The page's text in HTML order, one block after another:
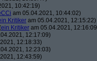
10:42:19)
am 05.04.2021, 10:44:02)
Kritiker am 05.04.2021, 12:15:22)
ein Kritiker am 05.04.2021,
12:17:09)
12:18:33)
12:23:03)
12:43:59)